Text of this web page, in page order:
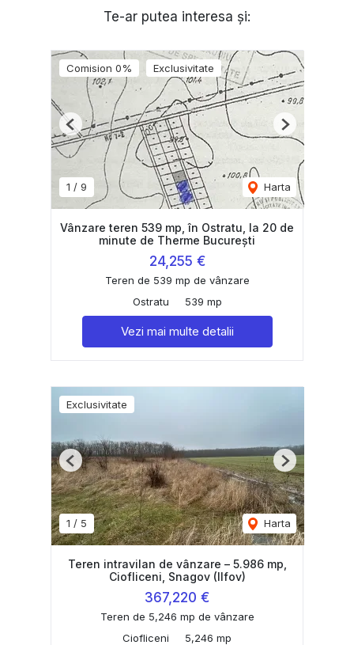
Te-ar putea interesa și:
Comision 0% Exclusivitate
1 / 9 Harta
Previous Next
Vânzare teren 539 mp, în Ostratu, la 20 de
minute de Therme București
24,255 €
Teren de 539 mp de vânzare
Ostratu
539 mp
Vezi mai multe detalii
Exclusivitate
1 / 5 Harta
Previous Next
Teren intravilan de vânzare – 5.986 mp,
Ciofliceni, Snagov (Ilfov)
367,220 €
Teren de 5,246 mp de vânzare
Ciofliceni
5,246 mp